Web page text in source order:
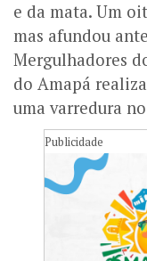
e da mata. Um
mas afundou
Mergulhadores
do Amapá
uma varredura
Publicidade